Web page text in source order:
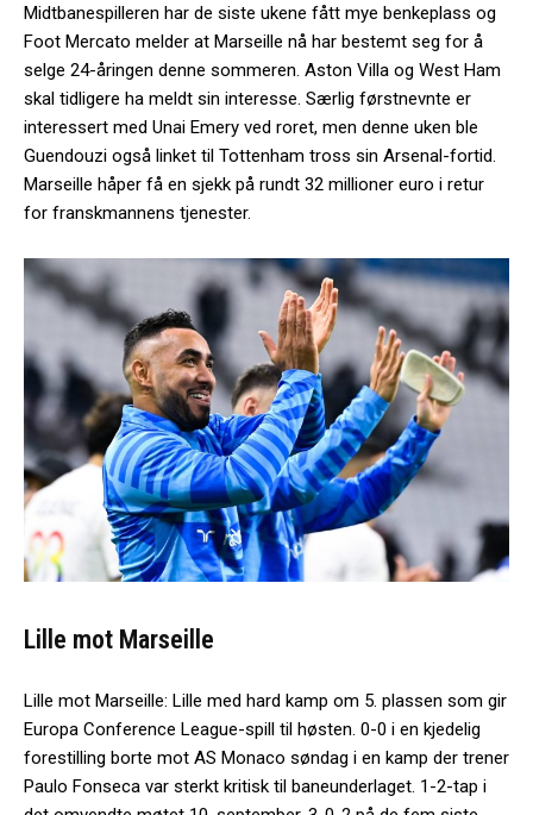
Midtbanespilleren har de siste ukene fått mye benkeplass og
Foot Mercato melder at Marseille nå har bestemt seg for å
selge 24-åringen denne sommeren. Aston Villa og West Ham
skal tidligere ha meldt sin interesse. Særlig førstnevnte er
interessert med Unai Emery ved roret, men denne uken ble
Guendouzi også linket til Tottenham tross sin Arsenal-fortid.
Marseille håper få en sjekk på rundt 32 millioner euro i retur
for franskmannens tjenester.
Lille mot Marseille
Lille mot Marseille: Lille med hard kamp om 5. plassen som gir
Europa Conference League-spill til høsten. 0-0 i en kjedelig
forestilling borte mot AS Monaco søndag i en kamp der trener
Paulo Fonseca var sterkt kritisk til baneunderlaget. 1-2-tap i